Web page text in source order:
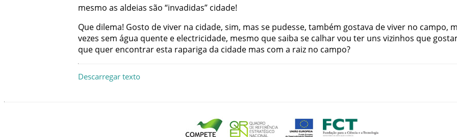
mesmo as aldeias são “invadidas” cidade!
Que dilema! Gosto deviver na cidade, sim, mas se pudesse, também gostava deviver no campo,
vezes sem água quente e electricidade, mesmo quesaiba se calharvou ter uns vizinhos que
que quer encontrar esta rapariga da cidade mas com a raiz no campo?
Descarregar texto